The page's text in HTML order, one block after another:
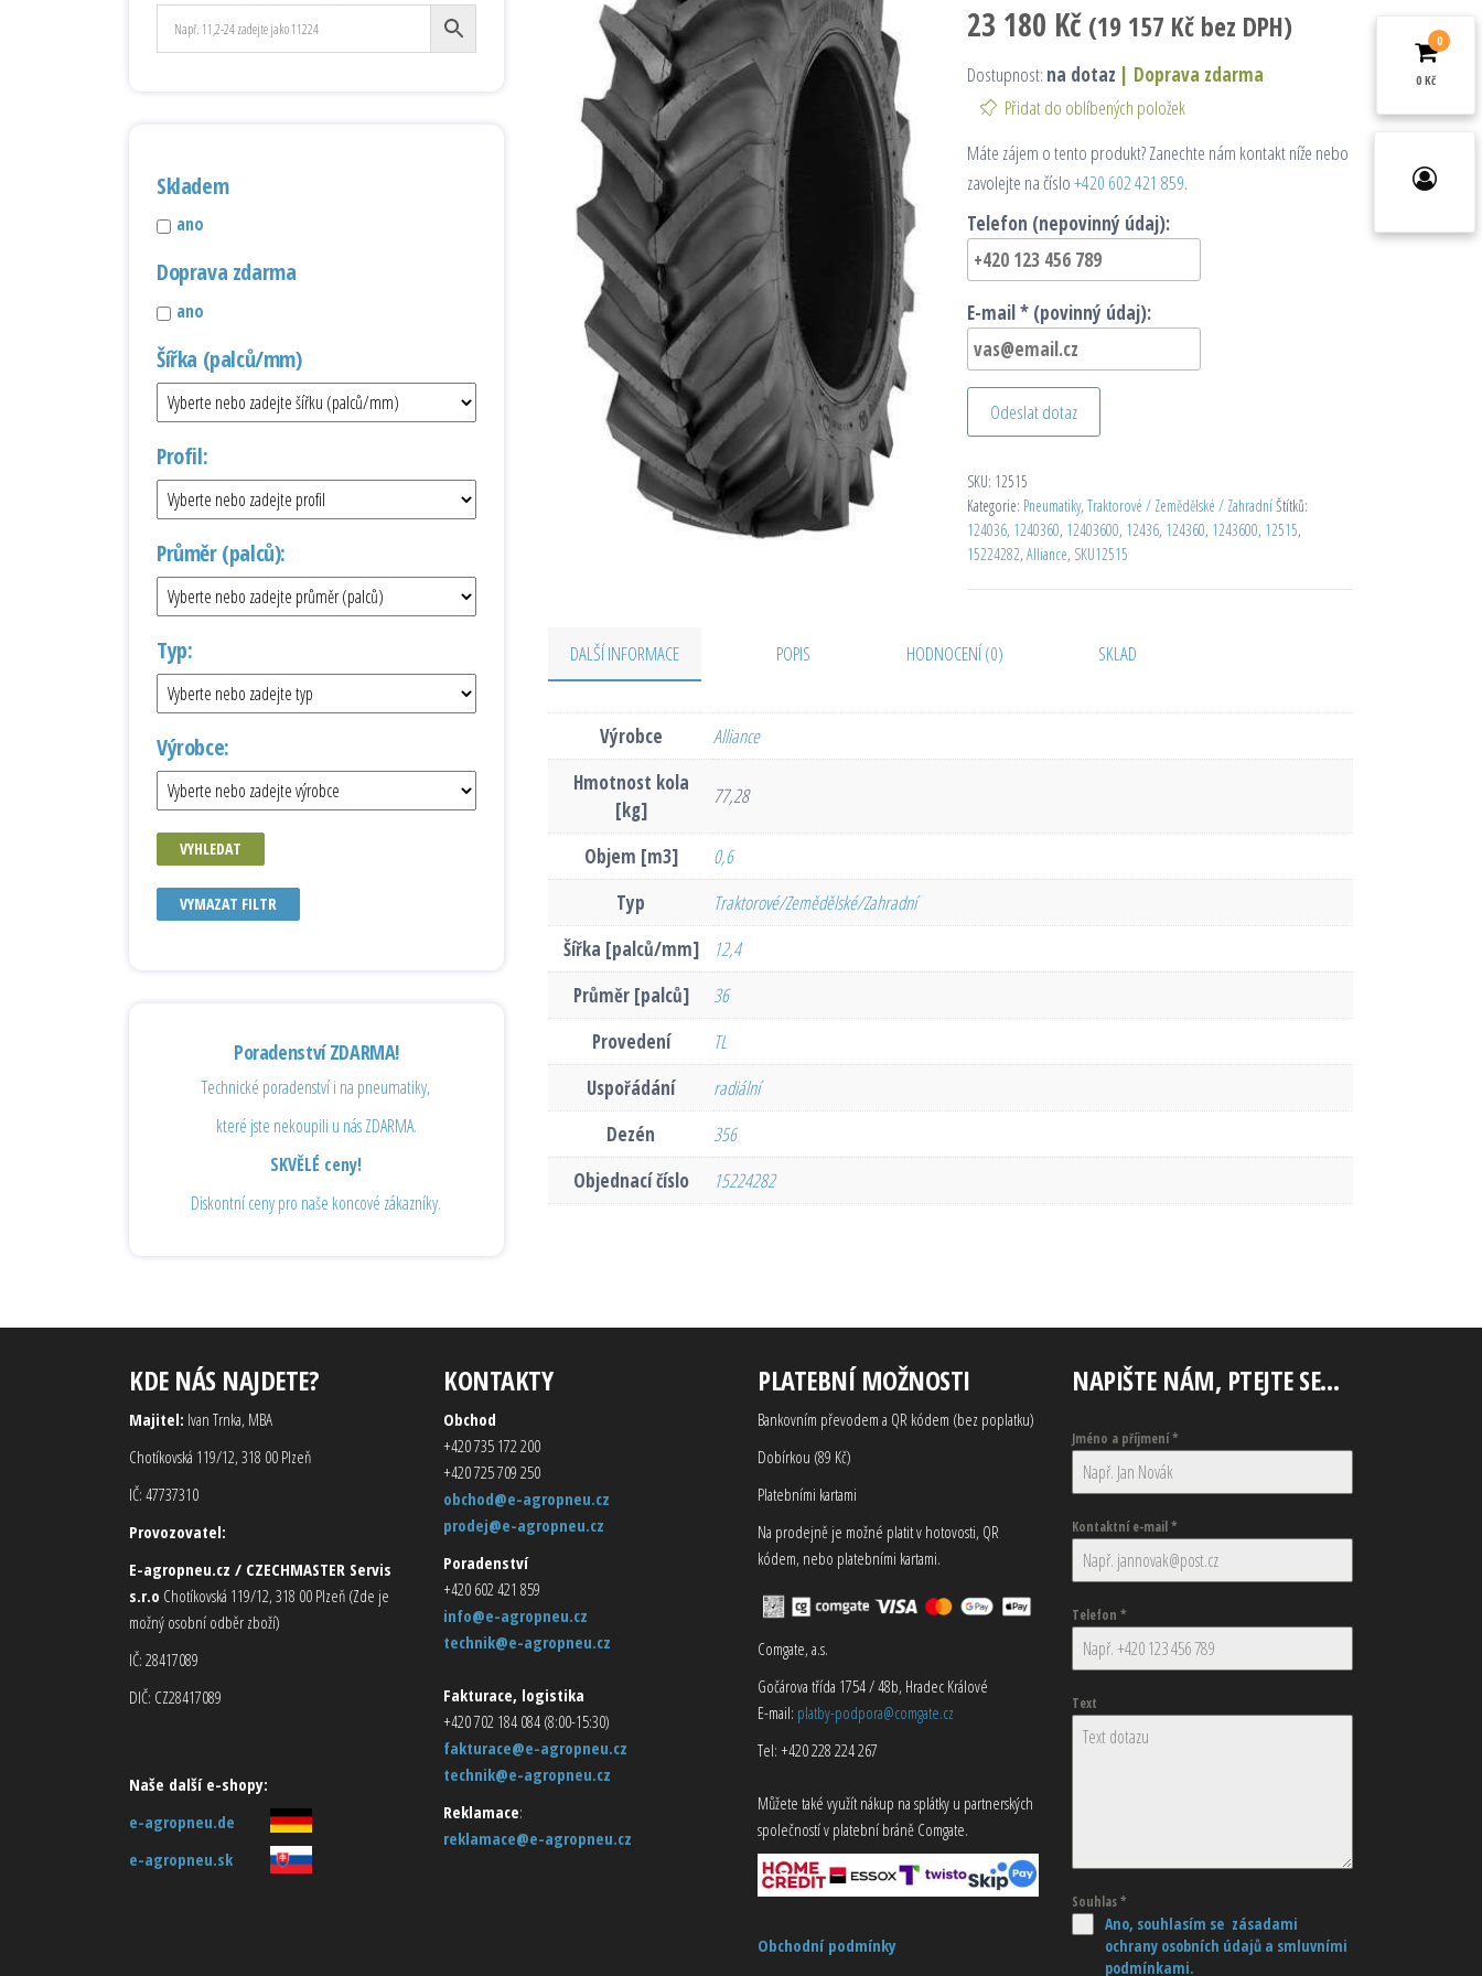
23 180 Kč (19 157 Kčbez DPH)
Dostupnost: na dotaz | Doprava zdarma
Přidat do oblíbených položek
Máte zájem o tento produkt? Zanechte nám kontakt níže nebo
zavolejte na číslo+420 602 421 859.
Telefon (nepovinný údaj):
E-mail * (povinný údaj):
Odeslat dotaz
SKU: 12515
Kategorie: Pneumatiky, Traktorové / Zemědělské / ZahradníŠtítků:
124036, 1240360, 12403600, 12436, 124360, 1243600, 12515,
15224282, Alliance, SKU12515
DALŠÍ INFORMACE POPIS HODNOCENÍ (0) SKLAD
Výrobce
Alliance
Hmotnost kola
[kg]
77,28
Objem [m3]
0,6
Typ
Traktorové/Zemědělské/Zahradní
Šířka [palců/mm]
12,4
Průměr [palců]
36
Provedení
TL
Uspořádání
radiální
Dezén
356
Objednací číslo
15224282
Skladem
ano
Doprava zdarma
ano
Šířka (palců/mm)
Profil:
Průměr (palců):
Typ:
Výrobce:
VYHLEDAT
VYMAZAT FILTR
Poradenství ZDARMA!
Technické poradenství i na pneumatiky,
které jste nekoupili u nás ZDARMA.
SKVĚLÉ ceny!
Diskontní ceny pro naše koncové zákazníky.
KDE NÁS NAJDETE?
Majitel: Ivan Trnka, MBA
Chotíkovská 119/12, 318 00 Plzeň
IČ: 47737310
Provozovatel:
E-agropneu.cz / CZECHMASTER Servis
s.r.o Chotíkovská 119/12, 318 00 Plzeň (Zde je
možný osobní odběr zboží)
IČ: 28417089
DIČ: CZ28417089
Naše další e-shopy:
e-agropneu.de
e-agropneu.sk
KONTAKTY
Obchod
+420 735 172 200
+420 725 709 250
obchod@e-agropneu.cz
prodej@e-agropneu.cz
Poradenství
+420 602 421 859
info@e-agropneu.cz
technik@e-agropneu.cz
Fakturace, logistika
+420 702 184 084 (8:00-15:30)
fakturace@e-agropneu.cz
technik@e-agropneu.cz
Reklamace:
reklamace@e-agropneu.cz
PLATEBNÍ MOŽNOSTI
Bankovním převodem a QR kódem (bez poplatku)
Dobírkou (89 Kč)
Platebními kartami
Na prodejně je možné platit v hotovosti, QR
kódem, nebo platebními kartami.
Comgate, a.s.
Gočárova třída 1754 / 48b, Hradec Králové
E-mail: platby-podpora@comgate.cz
Tel: +420 228 224 267
Můžete také využít nákup na splátky u partnerských
společností v platební bráně Comgate.
Obchodní podmínky
NAPIŠTE NÁM, PTEJTE SE…
Jméno a příjmení*
Kontaktní e-mail*
Telefon *
Text
Souhlas*
Ano, souhlasím se zásadami
ochrany osobních údajů a smluvními
podmínkami.
0
0 Kč